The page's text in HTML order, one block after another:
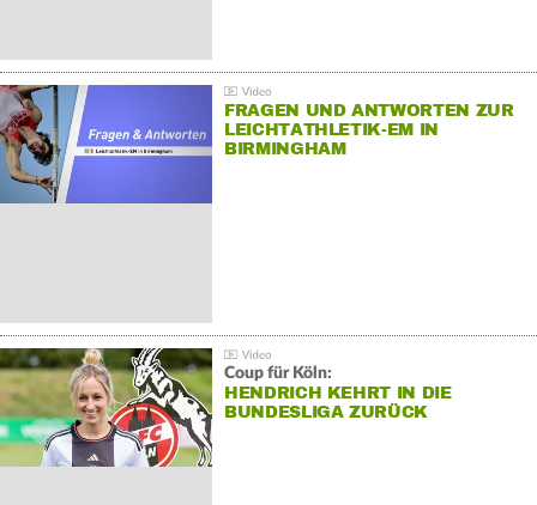
FRAGEN UND ANTWORTEN ZUR
LEICHTATHLETIK-EM IN
BIRMINGHAM
Coup für Köln:
HENDRICH KEHRT IN DIE
BUNDESLIGA ZURÜCK